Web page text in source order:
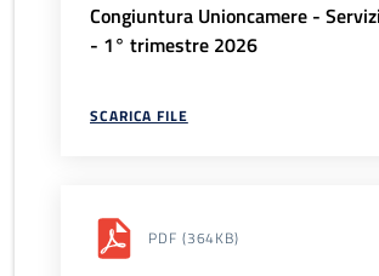
Congiuntura Unioncamere -
- 1° trimestre 2026
SCARICA FILE
PDF (364KB)